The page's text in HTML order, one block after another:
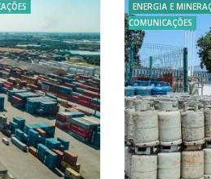
ENERGIA E
COMUNICAÇÕES